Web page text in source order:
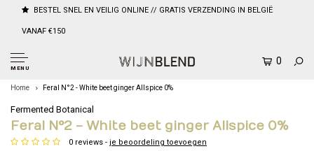
BESTEL SNEL EN VEILIG ONLINE // GRATIS VERZENDING IN BELGIË
VANAF €150
MENU
0
Home Feral N°2 - White beet ginger Allspice 0%
Fermented Botanical
Feral N°2 - White beet ginger Allspice 0%
0 reviews - je beoordeling toevoegen